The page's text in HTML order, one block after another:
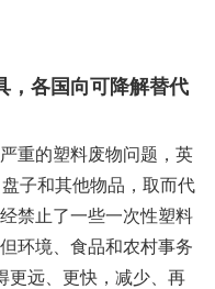
，各国向可降解替代
重的塑料废物问题，英
子和其他物品，取而代
禁止了一些一次性塑料
环境、食品和农村事务
更远、更快，减少、再